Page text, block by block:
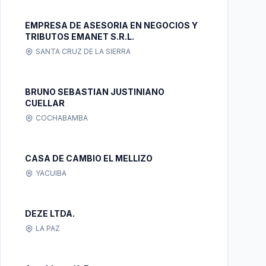
EMPRESA DE ASESORIA EN NEGOCIOS Y
TRIBUTOS EMANET S.R.L.
SANTA CRUZ DE LA SIERRA
BRUNO SEBASTIAN JUSTINIANO
CUELLAR
COCHABAMBA
CASA DE CAMBIO EL MELLIZO
YACUIBA
DEZE LTDA.
LA PAZ